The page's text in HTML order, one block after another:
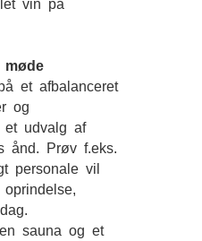
vin på
et afbalanceret
og
et udvalg af
ånd. Prøv f.eks.
personale vil
sauna og et